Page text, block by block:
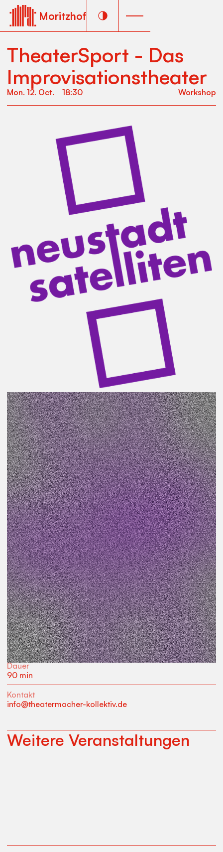
Moritzhof
TheaterSport - Das
Improvisationstheater
Mon. 12. Oct. 18:30 Workshop
Ein regelmäßiger Improvisations-Theater-Workshop
mit den beiden Theatervermittelnden Anja Engelhard
und Tillmann Stämmler.
Veranstaltungsart
Workshop
Preis
kostenfrei
Teil des Projekts
Neustadt Satelliten
Beginn
18:30Uhr
Ort
Werkstatt
Dauer
90 min
Kontakt
info@theatermacher-kollektiv.de
Weitere Veranstaltungen